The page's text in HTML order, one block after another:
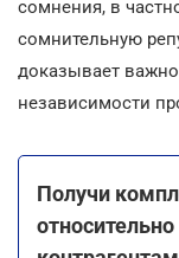
сомнения, в
сомнительную
доказывает
независимости
Получи